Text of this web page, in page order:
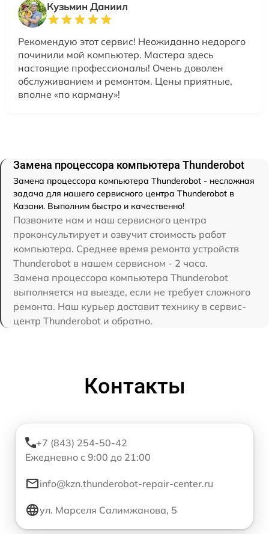
Кузьмин Даниил
Рекомендую этот сервис! Неожиданно недорого
починили мой компьютер. Мастера здесь
настоящие профессионалы! Очень доволен
обслуживанием и ремонтом. Цены приятные,
вполне «по карману»!
Замена процессора компьютера Thunderobot
Замена процессора компьютера Thunderobot - несложная
задача для нашего сервисного центра Thunderobot в
Казани. Выполним быстро и качественно!
Позвоните нам и наш сервисного центра
проконсультирует и озвучит стоимость работ
компьютера. Среднее время ремонта устройств
Thunderobot в нашем сервисном - 2 часа.
Замена процессора компьютера Thunderobot
выполняется на выезде, если не требует сложного
ремонта. Наш курьер доставит технику в сервис-
центр Thunderobot и обратно.
Контакты
+7 (843) 254-50-42
Ежедневно с 9:00 до 21:00
info@kzn.thunderobot-repair-center.ru
ул. Марселя Салимжанова, 5